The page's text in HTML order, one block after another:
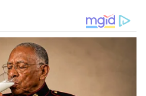
క్రష్‌ ఫిల్మ్ సైతం
వస్తోంది.
కోసం ఏసియానెట్ తెలుగు
సోర్స్ గా ఎంచుకోండి